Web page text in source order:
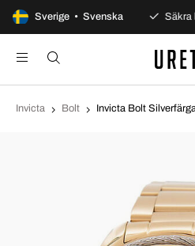
Sverige • Svenska
100 dagars öppet köp Säkra
Invicta Bolt